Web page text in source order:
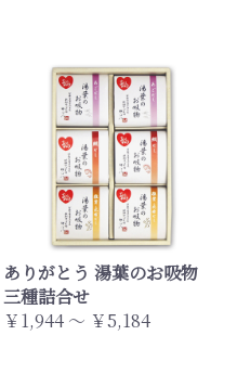
ありがとう 湯葉のお吸物
三種詰合せ
￥1,944 ～ ￥5,184